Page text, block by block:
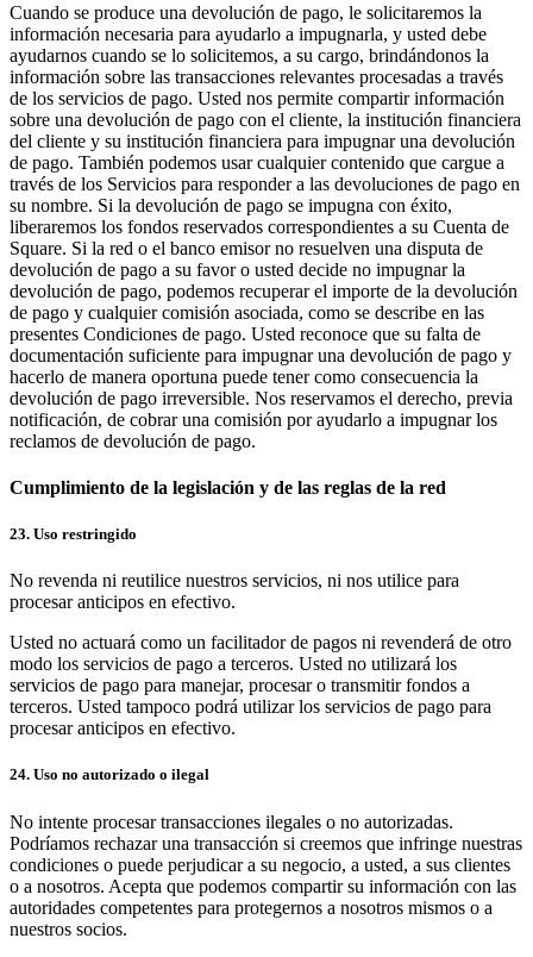
Cuando se produce una devolución de pago, le solicitaremos la
información necesaria para ayudarlo a impugnarla, y usted debe
ayudarnos cuando se lo solicitemos, a su cargo, brindándonos la
información sobre las transacciones relevantes procesadas a través
de los servicios de pago. Usted nos permite compartir información
sobre una devolución de pago con el cliente, la institución financiera
del cliente y su institución financiera para impugnar una devolución
de pago. También podemos usar cualquier contenido que cargue a
través de los Servicios para responder a las devoluciones de pago en
su nombre. Si la devolución de pago se impugna con éxito,
liberaremos los fondos reservados correspondientes a su Cuenta de
Square. Si la red o el banco emisor no resuelven una disputa de
devolución de pago a su favor o usted decide no impugnar la
devolución de pago, podemos recuperar el importe de la devolución
de pago y cualquier comisión asociada, como se describe en las
presentes Condiciones de pago. Usted reconoce que su falta de
documentación suficiente para impugnar una devolución de pago y
hacerlo de manera oportuna puede tener como consecuencia la
devolución de pago irreversible. Nos reservamos el derecho, previa
notificación, de cobrar una comisión por ayudarlo a impugnar los
reclamos de devolución de pago.
Cumplimiento de la legislación y de las reglas de la red
23. Uso restringido
No revenda ni reutilice nuestros servicios, ni nos utilice para
procesar anticipos en efectivo.
Usted no actuará como un facilitador de pagos ni revenderá de otro
modo los servicios de pago a terceros. Usted no utilizará los
servicios de pago para manejar, procesar o transmitir fondos a
terceros. Usted tampoco podrá utilizar los servicios de pago para
procesar anticipos en efectivo.
24. Uso no autorizado o ilegal
No intente procesar transacciones ilegales o no autorizadas.
Podríamos rechazar una transacción si creemos que infringe nuestras
condiciones o puede perjudicar a su negocio, a usted, a sus clientes
o a nosotros. Acepta que podemos compartir su información con las
autoridades competentes para protegernos a nosotros mismos o a
nuestros socios.